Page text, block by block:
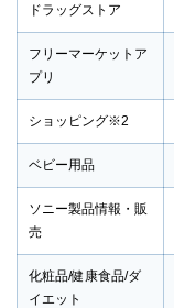
ドラッグストア
フリーマーケットア
プリ
ショッピング※2
ベビー用品
ソニー製品情報・販
売
化粧品/健康食品/ダ
イエット